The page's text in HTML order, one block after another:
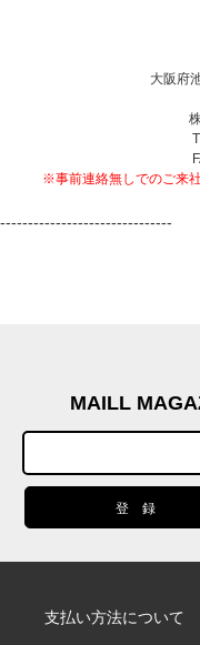
大阪府
※事前連絡無しでのご来
-------------------------------
MAILL
支払い方法について